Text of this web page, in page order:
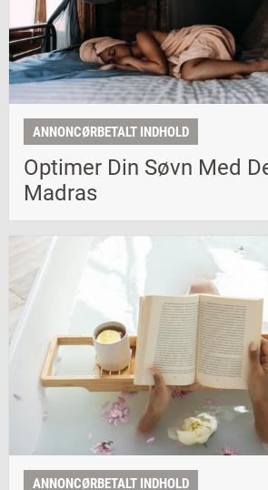
ANNONCØRBETALT INDHOLD
Optimer Din Søvn Med
Madras
ANNONCØRBETALT INDHOLD